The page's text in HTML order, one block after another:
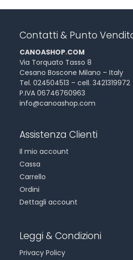
Contatti & Punto
CANOASHOP.COM
Via Torquato Tasso 8
Cesano Boscone Milano – Italy
Tel. 024504513 – cell. 3421319972
P.IVA 06746760963
info@canoashop.com
Assistenza Clienti
Il mio account
Cassa
Carrello
Ordini
Dettagli account
Leggi & Condizioni
Privacy Policy